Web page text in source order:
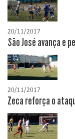
20/11/2017
São José avança e
20/11/2017
Zeca reforça o